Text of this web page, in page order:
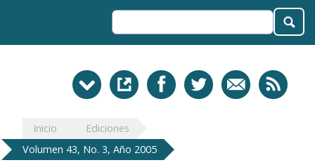
Inicio
Ediciones
Volumen 43, No. 3, Año 2005